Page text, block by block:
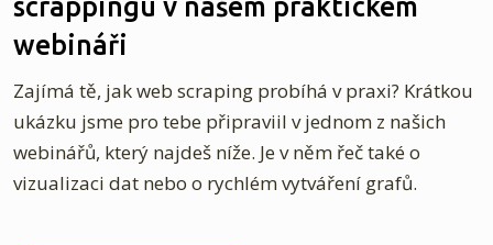
scrappingu v našem praktickém
webináři
Zajímá tě, jak web scraping probíhá v praxi? Krátkou
ukázku jsme pro tebe připraviil v jednom z našich
webinářů, který najdeš níže. Je v něm řeč také o
vizualizaci dat nebo o rychlém vytváření grafů.